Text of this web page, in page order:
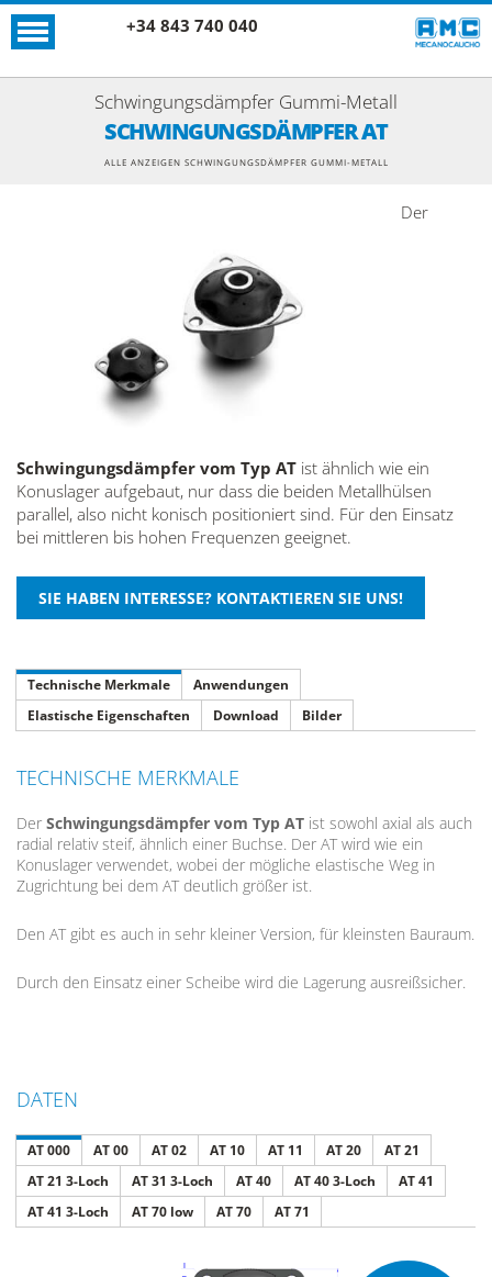
+34 843 740 040
Schwingungsdämpfer Gummi-Metall
SCHWINGUNGSDÄMPFER AT
ALLE ANZEIGEN SCHWINGUNGSDÄMPFER GUMMI-METALL
Der
Schwingungsdämpfer vom Typ AT ist ähnlich wie ein
Konuslager aufgebaut, nur dass die beiden Metallhülsen
parallel, also nicht konisch positioniert sind. Für den Einsatz
bei mittleren bis hohen Frequenzen geeignet.
Technische Merkmale
Anwendungen
Elastische Eigenschaften
Download Bilder
TECHNISCHE MERKMALE
Der Schwingungsdämpfer vom Typ AT ist sowohl axial als auch
radial relativ steif, ähnlich einer Buchse. Der AT wird wie ein
Konuslager verwendet, wobei der mögliche elastische Weg in
Zugrichtung bei dem AT deutlich größer ist.
Den AT gibt es auch in sehr kleiner Version, für kleinsten Bauraum.
Durch den Einsatz einer Scheibe wird die Lagerung ausreißsicher.
DATEN
AT 000 AT 00 AT 02 AT 10 AT 11 AT 20
AT 21
AT 21 3-Loch
AT 31 3-Loch AT 40 AT 40 3-Loch
AT 41
AT 41 3-Loch
AT 70 low AT 70 AT 71